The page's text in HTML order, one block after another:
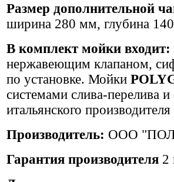
Размер дополнительной
ширина 280 мм, глубина
В комплект мойки входит:
нержавеющим клапаном,
по установке. Мойки
системами слива-перелива
итальянского
Производитель: ООО
Гарантия производителя 2